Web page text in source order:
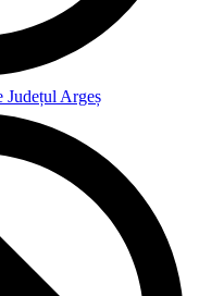
Județul Argeș